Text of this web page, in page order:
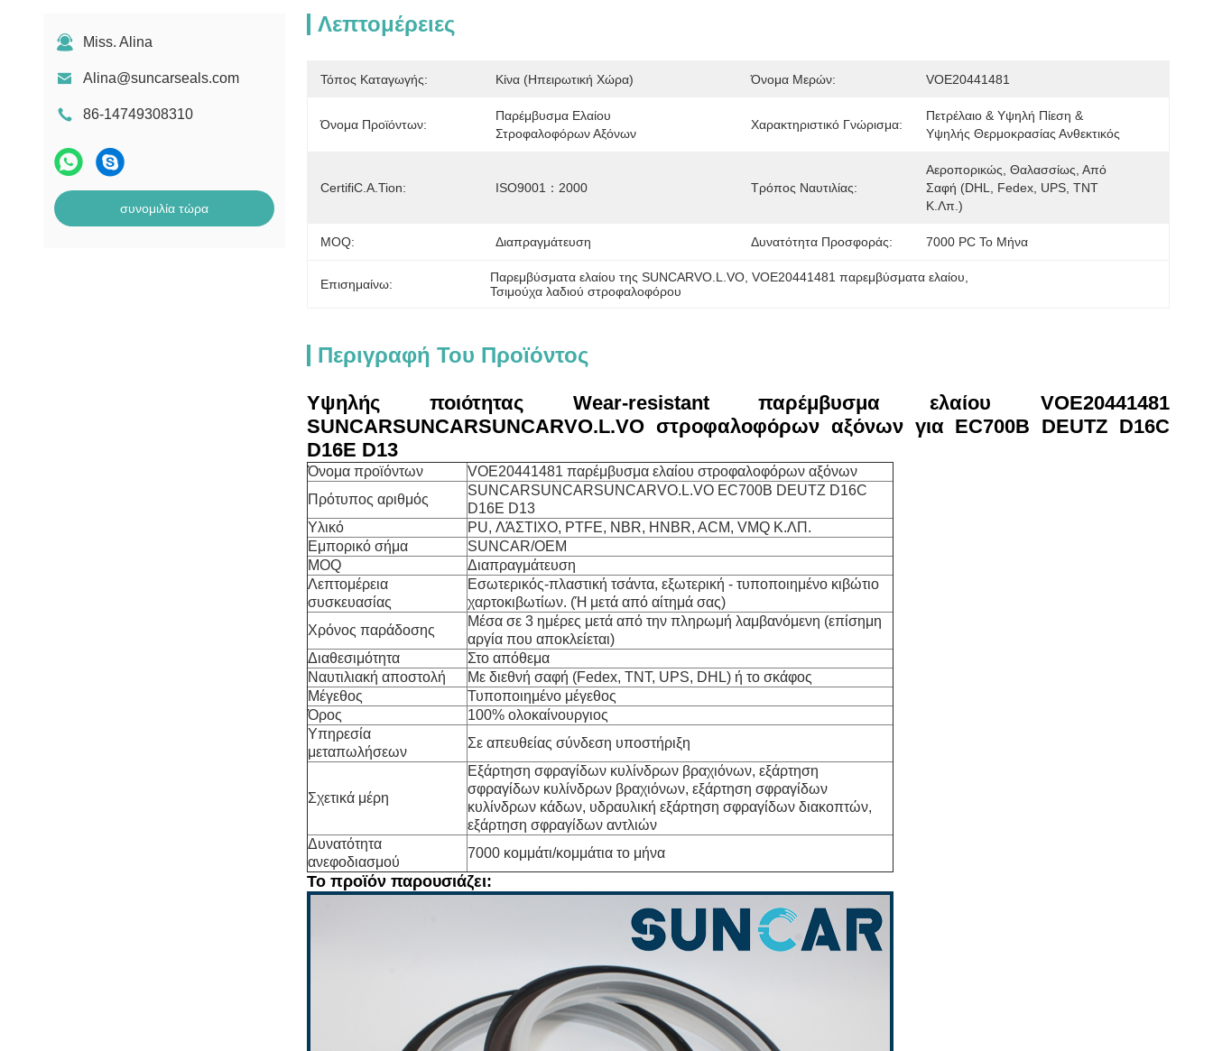
Κύρια εξάρτηση σφραγίδων βαλβίδων
Miss. Alina
Alina@suncarseals.com
86-14749308310
συνομιλία τώρα
Λεπτομέρειες
Τόπος Καταγωγής: Κίνα (ηπειρωτική Χώρα) Όνομα Μερών: VOE20441481
Όνομα Προϊόντων:
Παρέμβυσμα Ελαίου
Στροφαλοφόρων Αξόνων
Χαρακτηριστικό Γνώρισμα:
Πετρέλαιο & Υψηλή Πίεση &
Υψηλής Θερμοκρασίας Ανθεκτικός
CertifiC.A.Tion: ISO9001：2000 Τρόπος Ναυτιλίας:
Αεροπορικώς, Θαλασσίως, Από
Σαφή (DHL, Fedex, UPS, TNT
Κ.λπ.)
MOQ: Διαπραγμάτευση Δυνατότητα Προσφοράς: 7000 PC Το Μήνα
Επισημαίνω: Παρεμβύσματα ελαίου της SUNCARVO.L.VO , VOE20441481 παρεμβύσματα ελαίου
Τσιμούχα λαδιού στροφαλοφόρου
Περιγραφή Του Προϊόντος
Υψηλής ποιότητας Wear-resistant παρέμβυσμα ελαίου VOE20441481
SUNCARSUNCARSUNCARVO.L.VO στροφαλοφόρων αξόνων για EC700B DEUTZ D16C
D16E D13
Όνομα προϊόντων
VOE20441481 παρέμβυσμα ελαίου στροφαλοφόρων αξόνων
Πρότυπος αριθμός
SUNCARSUNCARSUNCARVO.L.VO EC700B DEUTZ D16C
D16E D13
Υλικό
PU, ΛΆΣΤΙΧΟ, PTFE, NBR, HNBR, ACM, VMQ Κ.ΛΠ.
Εμπορικό σήμα
SUNCAR/OEM
MOQ
Διαπραγμάτευση
Λεπτομέρεια
συσκευασίας
Εσωτερικός-πλαστική τσάντα, εξωτερική - τυποποιημένο κιβώτιο
χαρτοκιβωτίων. (Ή μετά από αίτημά σας)
Χρόνος παράδοσης
Μέσα σε 3 ημέρες μετά από την πληρωμή λαμβανόμενη (επίσημη
αργία που αποκλείεται)
Διαθεσιμότητα
Στο απόθεμα
Ναυτιλιακή αποστολή
Με διεθνή σαφή (Fedex, TNT, UPS, DHL) ή το σκάφος
Μέγεθος
Τυποποιημένο μέγεθος
Όρος
100% ολοκαίνουργιος
Υπηρεσία
μεταπωλήσεων
Σε απευθείας σύνδεση υποστήριξη
Σχετικά μέρη
Εξάρτηση σφραγίδων κυλίνδρων βραχιόνων, εξάρτηση
σφραγίδων κυλίνδρων βραχιόνων, εξάρτηση σφραγίδων
κυλίνδρων κάδων, υδραυλική εξάρτηση σφραγίδων διακοπτών,
εξάρτηση σφραγίδων αντλιών
Δυνατότητα
ανεφοδιασμού
7000 κομμάτι/κομμάτια το μήνα
Το προϊόν παρουσιάζει: